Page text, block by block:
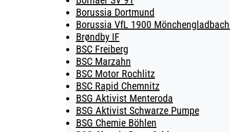
Borussia Dortmund
Borussia VfL 1900 Mönchengladbach
Brøndby IF
BSC Freiberg
BSC Marzahn
BSC Motor Rochlitz
BSC Rapid Chemnitz
BSG Aktivist Menteroda
BSG Aktivist Schwarze Pumpe
BSG Chemie Böhlen